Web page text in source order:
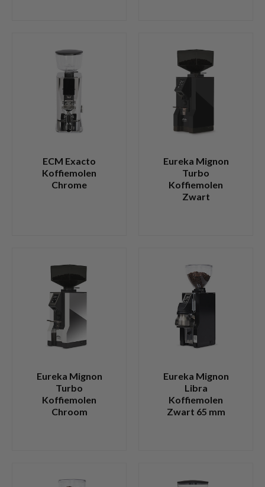
ECM Exacto
Koffiemolen
Chrome
Eureka Mignon
Turbo
Koffiemolen
Zwart
Eureka Mignon
Turbo
Koffiemolen
Chroom
Eureka Mignon
Libra
Koffiemolen
Zwart 65 mm